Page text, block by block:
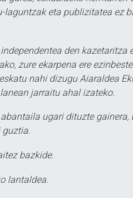
laguntzak eta publizitatea ez
den
zure ekarpena ere
nahi dizugu Aiaraldea
jarraitu ahal izateko.
ugari dituzte
bazkide.
lantaldea.